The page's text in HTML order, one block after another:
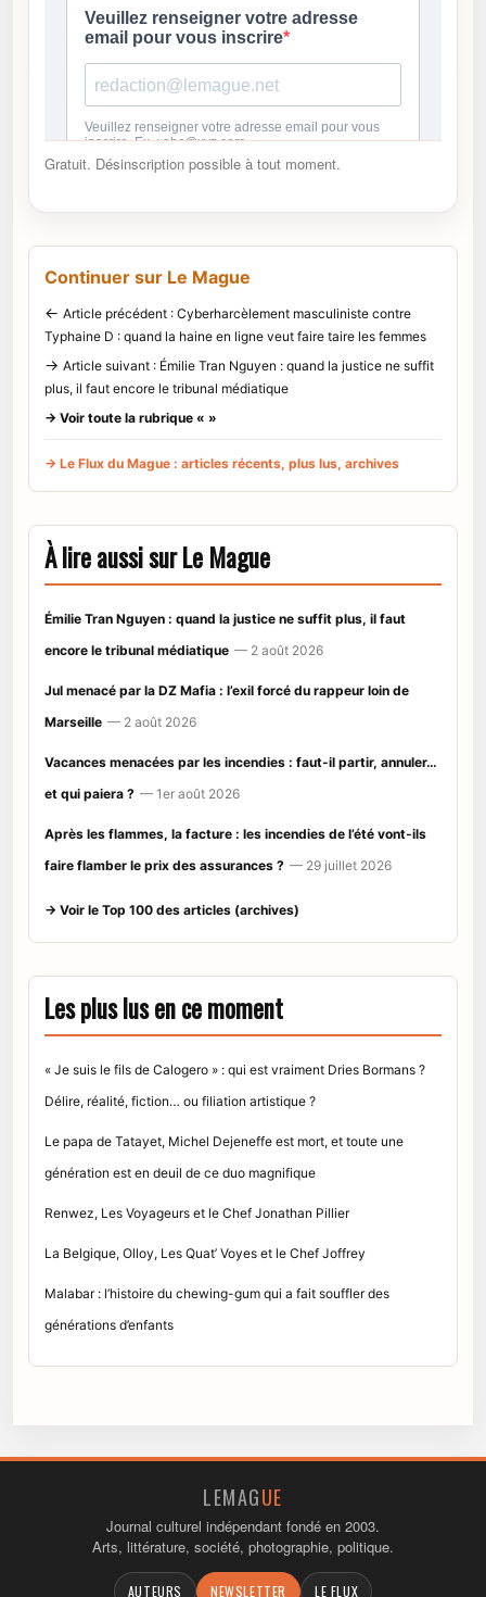
Gratuit. Désinscription possible à tout moment.
Continuer sur Le Mague
← Article précédent : Cyberharcèlement masculiniste contre
Typhaine D : quand la haine en ligne veut faire taire les femmes
→ Article suivant : Émilie Tran Nguyen : quand la justice ne suffit
plus, il faut encore le tribunal médiatique
→ Voir toute la rubrique « »
→ Le Flux du Mague : articles récents, plus lus, archives
À lire aussi sur Le Mague
Émilie Tran Nguyen : quand la justice ne suffit plus, il faut
encore le tribunal médiatique — 2 août 2026
Jul menacé par la DZ Mafia : l’exil forcé du rappeur loin de
Marseille — 2 août 2026
Vacances menacées par les incendies : faut-il partir, annuler…
et qui paiera ? — 1er août 2026
Après les flammes, la facture : les incendies de l’été vont-ils
faire flamber le prix des assurances ? — 29 juillet 2026
→ Voir le Top 100 des articles (archives)
Les plus lus en ce moment
« Je suis le fils de Calogero » : qui est vraiment Dries Bormans ?
Délire, réalité, fiction… ou filiation artistique ?
Le papa de Tatayet, Michel Dejeneffe est mort, et toute une
génération est en deuil de ce duo magnifique
Renwez, Les Voyageurs et le Chef Jonathan Pillier
La Belgique, Olloy, Les Quat’ Voyes et le Chef Joffrey
Malabar : l’histoire du chewing-gum qui a fait souffler des
générations d’enfants
LEMAGUE
Journal culturel indépendant fondé en 2003.
Arts, littérature, société, photographie, politique.
AUTEURS NEWSLETTER LE FLUX